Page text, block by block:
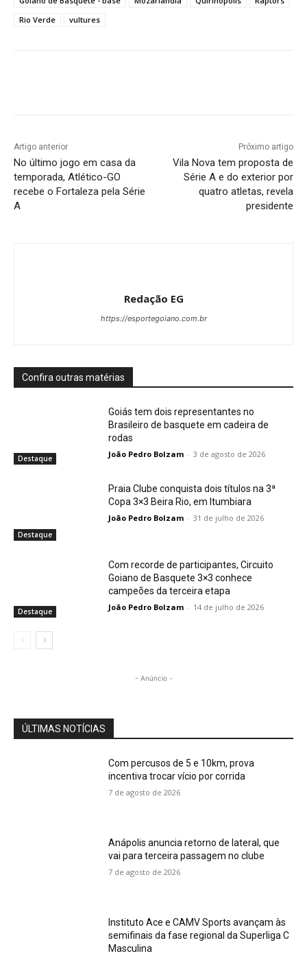
Rio Verde
vultures
Artigo anterior
No último jogo em casa da
temporada, Atlético-GO
recebe o Fortaleza pela Série
A
Próximo artigo
Vila Nova tem proposta de
Série A e do exterior por
quatro atletas, revela
presidente
Redação EG
https://esportegoiano.com.br
Confira outras matérias
Destaque
Goiás tem dois representantes no
Brasileiro de basquete em cadeira de
rodas
João Pedro Bolzam - 3 de agosto de 2026
Destaque
Praia Clube conquista dois títulos na 3ª
Copa 3×3 Beira Rio, em Itumbiara
João Pedro Bolzam - 31 de julho de 2026
Destaque
Com recorde de participantes, Circuito
Goiano de Basquete 3×3 conhece
campeões da terceira etapa
João Pedro Bolzam - 14 de julho de 2026
- Anúncio -
ÚLTIMAS NOTÍCIAS
Com percusos de 5 e 10km, prova
incentiva trocar vício por corrida
7 de agosto de 2026
Anápolis anuncia retorno de lateral, que
vai para terceira passagem no clube
7 de agosto de 2026
Instituto Ace e CAMV Sports avançam às
semifinais da fase regional da Superliga C
Masculina